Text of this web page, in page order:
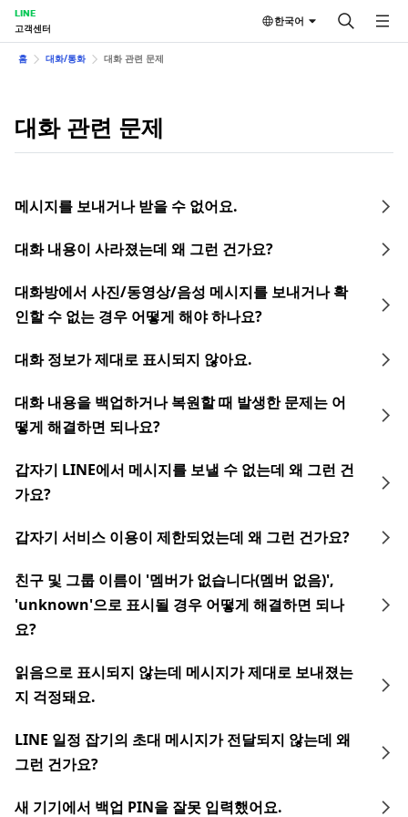
LINE
고객센터
한국어
홈 대화/통화 대화 관련 문제
대화 관련 문제
메시지를 보내거나 받을 수 없어요.
대화 내용이 사라졌는데 왜 그런 건가요?
대화방에서 사진/동영상/음성 메시지를 보내거나 확
인할 수 없는 경우 어떻게 해야 하나요?
대화 정보가 제대로 표시되지 않아요.
대화 내용을 백업하거나 복원할 때 발생한 문제는 어
떻게 해결하면 되나요?
갑자기 LINE에서 메시지를 보낼 수 없는데 왜 그런 건
가요?
갑자기 서비스 이용이 제한되었는데 왜 그런 건가요?
친구 및 그룹 이름이 '멤버가 없습니다(멤버 없음)',
'unknown'으로 표시될 경우 어떻게 해결하면 되나
요?
읽음으로 표시되지 않는데 메시지가 제대로 보내졌는
지 걱정돼요.
LINE 일정 잡기의 초대 메시지가 전달되지 않는데 왜
그런 건가요?
새 기기에서 백업 PIN을 잘못 입력했어요.